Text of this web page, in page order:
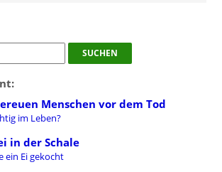
Menschen vor dem Tod
im Leben?
in der Schale
ein Ei gekocht